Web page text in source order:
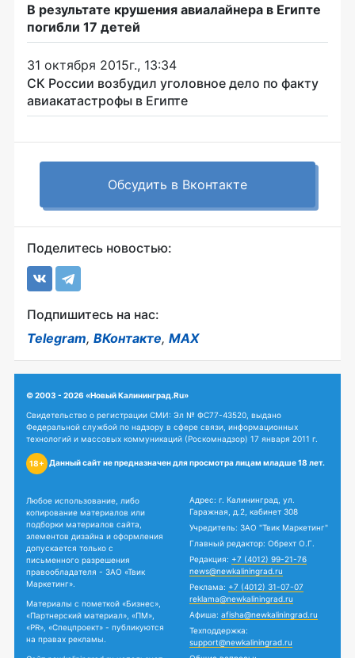
В результате крушения авиалайнера в Египте
погибли 17 детей
31 октября 2015г., 13:34
СК России возбудил уголовное дело по факту
авиакатастрофы в Египте
Обсудить в Вконтакте
Поделитесь новостью:
Подпишитесь на нас:
Telegram, ВКонтакте, MAX
© 2003 - 2026 «Новый Калининград.Ru»
Свидетельство о регистрации СМИ: Эл № ФС77-43520, выдано
Федеральной службой по надзору в сфере связи, информационных
технологий и массовых коммуникаций (Роскомнадзор) 17 января 2011 г.
18+ Данный сайт не предназначен для просмотра лицам младше 18 лет.
Любое использование, либо
копирование материалов или
подборки материалов сайта,
элементов дизайна и оформления
допускается только с
письменного разрешения
правообладателя - ЗАО «Твик
Маркетинг».
Материалы с пометкой «Бизнес»,
«Партнерский материал», «ПМ»,
«PR», «Спецпроект» - публикуются
на правах рекламы.
Адрес: г. Калининград, ул.
Гаражная, д.2, кабинет 308
Учредитель: ЗАО "Твик Маркетинг"
Главный редактор: Обрехт О.Г.
Редакция: +7 (4012) 99-21-76
news@newkaliningrad.ru
Реклама: +7 (4012) 31-07-07
reklama@newkaliningrad.ru
Афиша: afisha@newkaliningrad.ru
Техподдержка:
support@newkaliningrad.ru